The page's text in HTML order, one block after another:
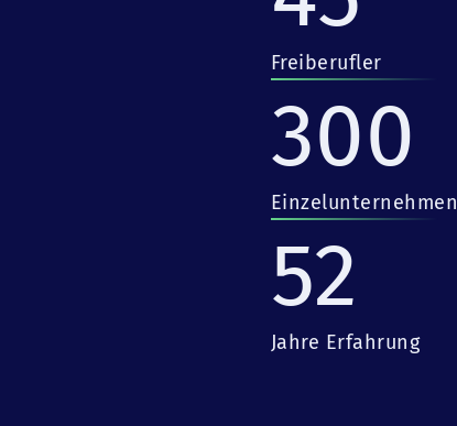
Freiberufler
300
Einzelunternehmen
52
Jahre Erfahrung